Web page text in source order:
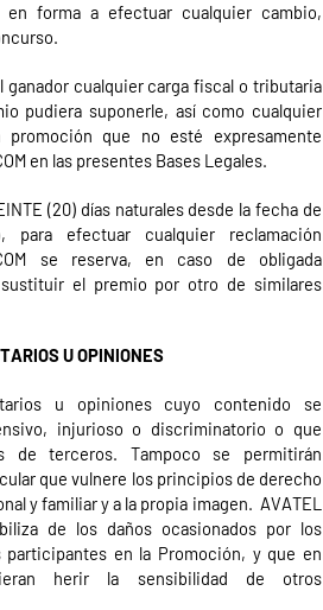
en forma a efectuar cualquier cambio,
ganador cualquier carga fiscal o tributaria
pudiera suponerle, así como cualquier
que no esté expresamente
en las presentes Bases Legales.
(20) días naturales desde la fecha de
para efectuar cualquier reclamación
se reserva, en caso de obligada
el premio por otro de similares
U OPINIONES
u opiniones cuyo contenido se
injurioso o discriminatorio o que
de terceros. Tampoco se permitirán
que vulnere los principios de derecho
y familiar y a la propia imagen. AVATEL
de los daños ocasionados por los
participantes en la Promoción, y que en
herir la sensibilidad de otros